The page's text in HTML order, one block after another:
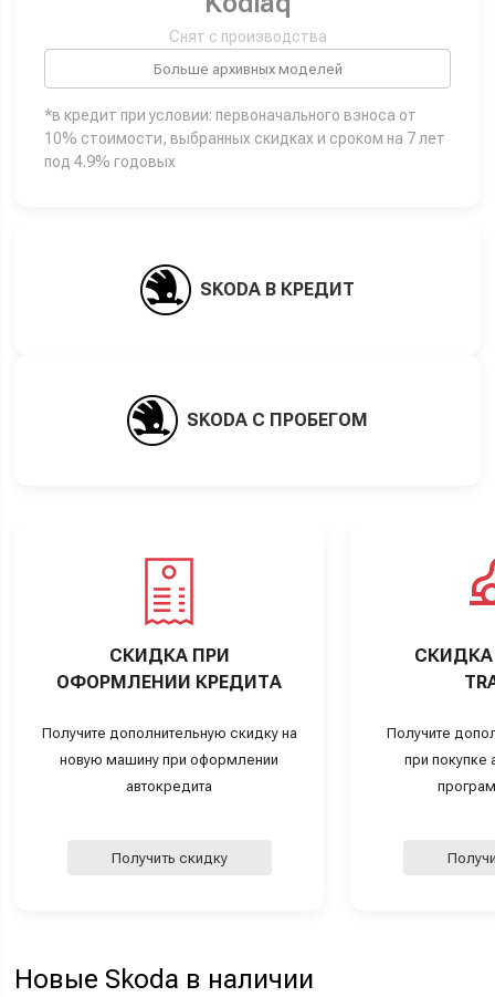
Снят с производства
Больше архивных моделей
*в кредит при условии: первоначального взноса от
10% стоимости, выбранных скидках и сроком на 7 лет
под 4.9% годовых
SKODA В КРЕДИТ
SKODA С ПРОБЕГОМ
СКИДКА ПРИ
ОФОРМЛЕНИИ КРЕДИТА
Получите дополнительную скидку на
новую машину при оформлении
автокредита
Получить скидку
СКИДКА
Получите
при покупке
Новые Skoda в наличии